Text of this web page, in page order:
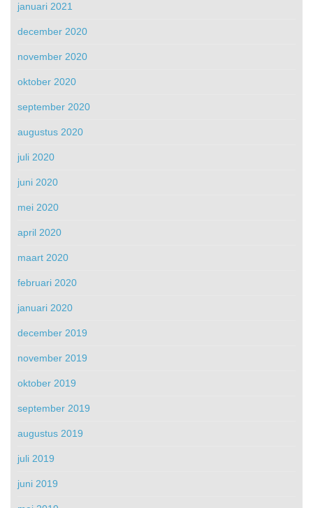
januari 2021
december 2020
november 2020
oktober 2020
september 2020
augustus 2020
juli 2020
juni 2020
mei 2020
april 2020
maart 2020
februari 2020
januari 2020
december 2019
november 2019
oktober 2019
september 2019
augustus 2019
juli 2019
juni 2019